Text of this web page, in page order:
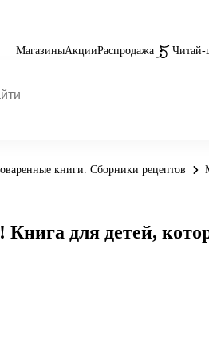
МагазиныАкцииРаспродажа Читай-
книги. Сборники рецептов
для детей,